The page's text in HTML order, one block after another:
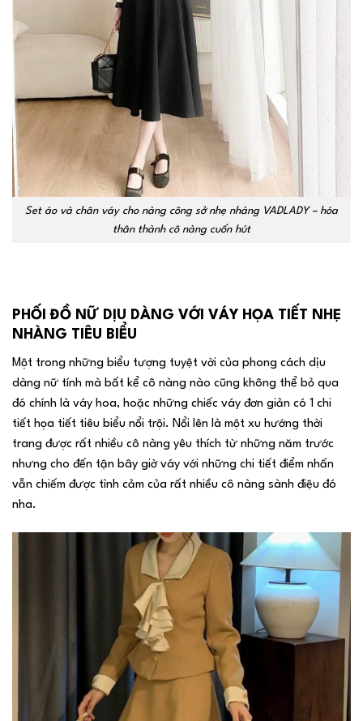
Set áo và chân váy cho nàng công sở nhẹ nhàng VADLADY – hóa
thân thành cô nàng cuốn hút
PHỐI ĐỒ NỮ DỊU DÀNG VỚI VÁY HỌA TIẾT NHẸ
NHÀNG TIÊU BIỂU
Một trong những biểu tượng tuyệt vời của phong cách dịu
dàng nữ tính mà bất kể cô nàng nào cũng không thể bỏ qua
đó chính là váy hoa, hoặc những chiếc váy đơn giản có 1 chi
tiết họa tiết tiêu biểu nổi trội. Nổi lên là một xu hướng thời
trang được rất nhiều cô nàng yêu thích từ những năm trước
nhưng cho đến tận bây giờ váy với những chi tiết điểm nhấn
vẫn chiếm được tình cảm của rất nhiều cô nàng sành điệu đó
nha.